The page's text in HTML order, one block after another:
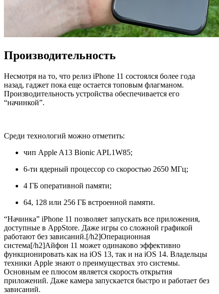
Производительность
Несмотря на то, что релиз iPhone 11 состоялся более года
назад, гаджет пока еще остается топовым флагманом.
Производительность устройства обеспечивается его
“начинкой”.
Среди технологий можно отметить:
чип Apple A13 Bionic APL1W85;
6-ти ядерный процессор со скоростью 2650 МГц;
4 ГБ оперативной памяти;
64, 128 или 256 ГБ встроенной памяти.
“Начинка” iPhone 11 позволяет запускать все приложения,
доступные в AppStore. Даже игры со сложной графикой
работают без зависаний.[/h2]Операционная
система[/h2]Айфон 11 может одинаково эффективно
функционировать как на iOS 13, так и на iOS 14. Владельцы
техники Apple знают о преимуществах это системы.
Основным ее плюсом является скорость открытия
приложений. Даже камера запускается быстро и работает без
зависаний.